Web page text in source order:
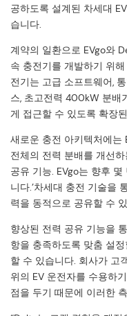
공하도록 설계된 차세대
습니다.
계약의 일환으로 EVgo와
속 충전기를 개발하기 위
전기는 고급 소프트웨어,
스, 초고전력 400kW 분배
게 접근할 수 있도록 확장
새로운 충전 아키텍처에는
전체의 전력 분배를 개선
공유 기능. EVgo는 향후
니다.’차세대 충전 기술을
력을 동적으로 공유할 수
향상된 전력 공유 기능을
항을 충족하도록 맞춤 설
할 수 있습니다. 회사가 고
위의 EV 운전자를 수용하
점을 두기 때문에 이러한